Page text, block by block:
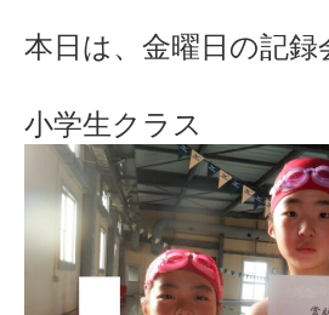
本日は、金曜日の記
小学生クラス